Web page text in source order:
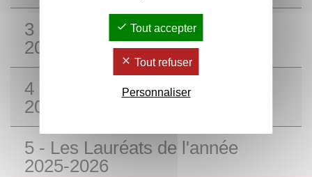
3 - Les Lauréats de l'année
2023-2024
4 - Les Lauréats de l'année
2024-2025
5 - Les Lauréats de l'année
2025-2026
Tout accepter
Tout refuser
Personnaliser